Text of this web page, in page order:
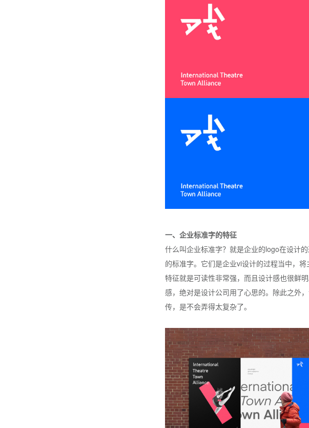
一、企业标准字的特征
什么叫企业标准字？就是企业的logo在设计
的标准字。它们是企业vi设计的过程当中，
特征就是可读性非常强，而且设计感也很鲜
感，绝对是设计公司用了心思的。除此之外
传，是不会弄得太复杂了。